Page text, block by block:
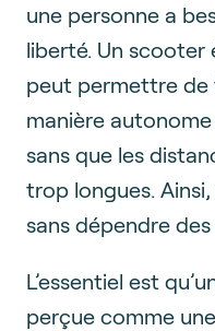
une personne a
liberté. Un scooter
peut permettre de
manière
sans que les
trop longues.
sans dépendre
L’essentiel est
perçue comme